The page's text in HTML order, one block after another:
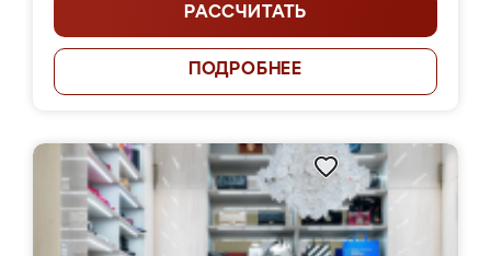
РАССЧИТАТЬ
ПОДРОБНЕЕ